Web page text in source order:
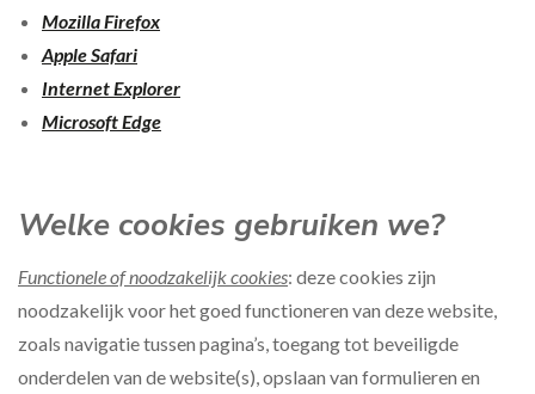
Mozilla Firefox
Apple Safari
Internet Explorer
Microsoft Edge
Welke cookies gebruiken we?
Functionele of noodzakelijk cookies: deze cookies zijn
noodzakelijk voor het goed functioneren van deze website,
zoals navigatie tussen pagina’s, toegang tot beveiligde
onderdelen van de website(s), opslaan van formulieren en